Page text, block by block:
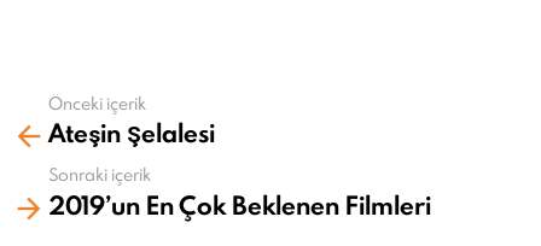
Daha
fazla
Önceki içerik
Ateşin Şelalesi
Sonraki içerik
2019’un En Çok Beklenen Filmleri